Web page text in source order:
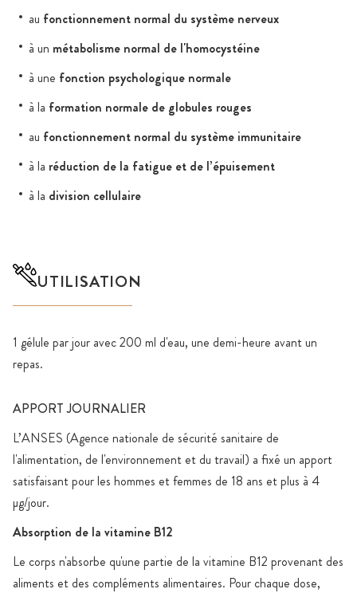
au fonctionnement normal du système nerveux
à un métabolisme normal de l'homocystéine
à une fonction psychologique normale
à la formation normale de globules rouges
au fonctionnement normal du système immunitaire
à la réduction de la fatigue et de l’épuisement
à la division cellulaire
UTILISATION
1 gélule par jour avec 200 ml d'eau, une demi-heure avant un
repas.
APPORT JOURNALIER
L’ANSES (Agence nationale de sécurité sanitaire de
l'alimentation, de l'environnement et du travail) a fixé un apport
satisfaisant pour les hommes et femmes de 18 ans et plus à 4
µg/jour.
Absorption de la vitamine B12
Le corps n'absorbe qu'une partie de la vitamine B12 provenant des
aliments et des compléments alimentaires. Pour chaque dose,